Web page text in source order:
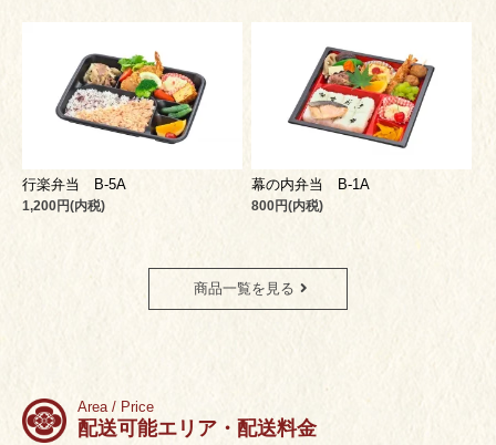
行楽弁当 B-5A
1,200円(内税)
幕の内弁当 B-1A
800円(内税)
商品一覧を見る
Area / Price
配送可能エリア・配送料金